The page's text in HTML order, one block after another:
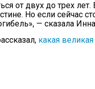
от двух до трех
Но если сейчас
— сказала
какая